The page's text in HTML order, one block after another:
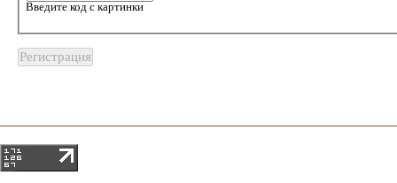
Введите код с картинки